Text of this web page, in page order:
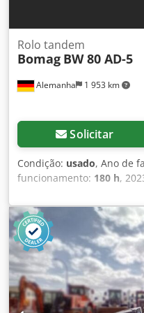
Alemanha 1 953 km
Rolo tandem
Bomag BW 80 AD-5
Solicitar
Condição: usado, Ano de
funcionamento: 180 h,
Tandem Usado | 180
Chjdeydr Awspfx Anqsa
destino – Utilize nossa
os custos de transporte!
ou faça uma oferta.
uma taxa acessível
por um especialista
41 aprovados ✅ 0
Comentário do inspetor: